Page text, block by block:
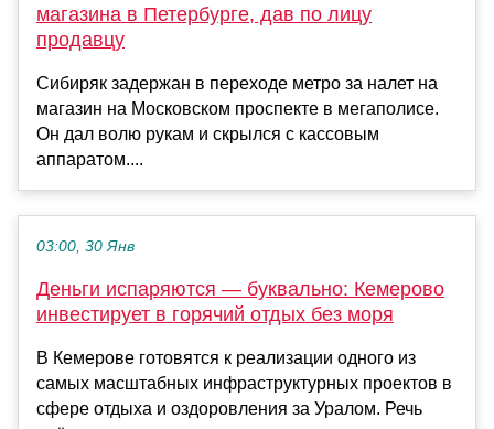
магазина в Петербурге, дав по лицу
продавцу
Сибиряк задержан в переходе метро за налет на
магазин на Московском проспекте в мегаполисе.
Он дал волю рукам и скрылся с кассовым
аппаратом....
03:00, 30 Янв
Деньги испаряются — буквально: Кемерово
инвестирует в горячий отдых без моря
В Кемерове готовятся к реализации одного из
самых масштабных инфраструктурных проектов в
сфере отдыха и оздоровления за Уралом. Речь